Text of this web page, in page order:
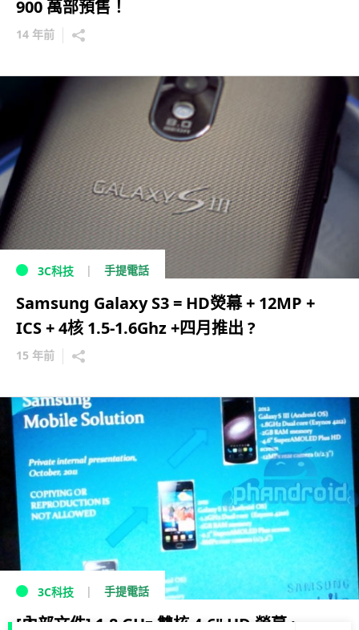
900 萬部預售！
14 年前
3C科技 手提電話
Samsung Galaxy S3 = HD熒幕 + 12MP +
ICS + 4核 1.5-1.6Ghz +四月推出 ?
15 年前
3C科技 手提電話
[內部文件] 1.8 GHz 雙核 4.6" HD 熒幕 :